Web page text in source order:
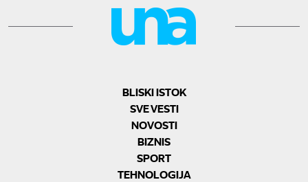
BLISKI ISTOK
SVE VESTI
NOVOSTI
BIZNIS
SPORT
TEHNOLOGIJA